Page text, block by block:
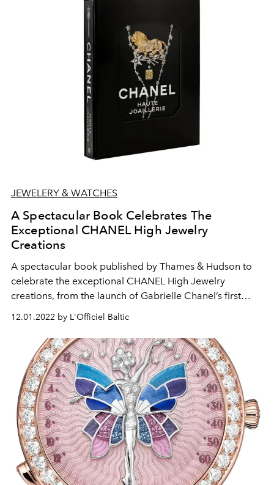
JEWELERY & WATCHES
A Spectacular Book Celebrates The
Exceptional CHANEL High Jewelry
Creations
A spectacular book published by Thames & Hudson to
celebrate the exceptional CHANEL High Jewelry
creations, from the launch of Gabrielle Chanel’s first
12.01.2022 by L'Officiel Baltic